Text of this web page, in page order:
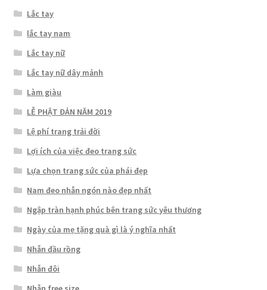
Lắc tay
lắc tay nam
Lắc tay nữ
Lắc tay nữ dây mảnh
Làm giàu
LỄ PHẬT ĐẢN NĂM 2019
Lệ phí trang trải đời
Lợi ích của việc đeo trang sức
Lựa chọn trang sức của phái đẹp
Nam đeo nhẫn ngón nào đẹp nhất
Ngập tràn hạnh phúc bên trang sức yêu thương
Ngày của mẹ tặng quà gì là ý nghĩa nhất
Nhẫn đầu rồng
Nhẫn đôi